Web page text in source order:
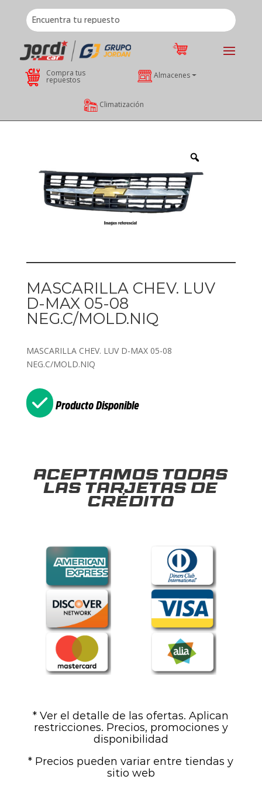
Compra tus
repuestos Almacenes
Climatización
MASCARILLA CHEV. LUV
D-MAX 05-08
NEG.C/MOLD.NIQ
MASCARILLA CHEV. LUV D-MAX 05-08
NEG.C/MOLD.NIQ
Producto Disponible
Aceptamos todas
las tarjetas de
crédito
* Ver el detalle de las ofertas. Aplican
restricciones. Precios, promociones y
disponibilidad
* Precios pueden variar entre tiendas y
sitio web